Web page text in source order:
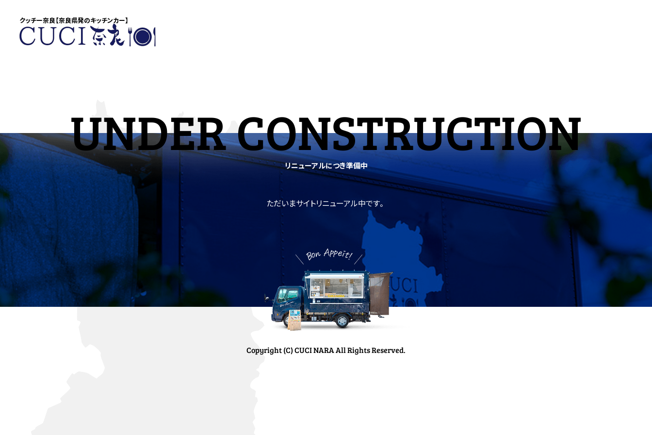
クッチー奈良【奈良県発のキッチンカー】
UNDER CONSTRUCTION
リニューアルにつき準備中
ただいまサイトリニューアル中です。
Copyright (C) CUCI NARA All Rights Reserved.